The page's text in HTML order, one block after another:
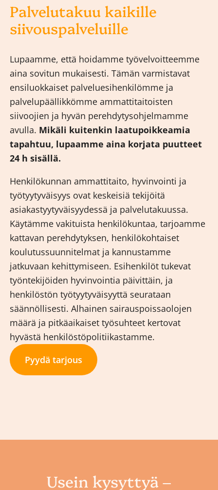
Palvelutakuu kaikille
siivouspalveluille
Lupaamme, että hoidamme työvelvoitteemme
aina sovitun mukaisesti. Tämän varmistavat
ensiluokkaiset palveluesihenkilömme ja
palvelupäällikkömme ammattitaitoisten
siivoojien ja hyvän perehdytysohjelmamme
avulla. Mikäli kuitenkin laatupoikkeamia
tapahtuu, lupaamme aina korjata puutteet
24 h sisällä.
Henkilökunnan ammattitaito, hyvinvointi ja
työtyytyväisyys ovat keskeisiä tekijöitä
asiakastyytyväisyydessä ja palvelutakuussa.
Käytämme vakituista henkilökuntaa, tarjoamme
kattavan perehdytyksen, henkilökohtaiset
koulutussuunnitelmat ja kannustamme
jatkuvaan kehittymiseen. Esihenkilöt tukevat
työntekijöiden hyvinvointia päivittäin, ja
henkilöstön työtyytyväisyyttä seurataan
säännöllisesti. Alhainen sairauspoissaolojen
määrä ja pitkäaikaiset työsuhteet kertovat
hyvästä henkilöstöpolitiikastamme.
Pyydä tarjous
Usein kysyttyä –